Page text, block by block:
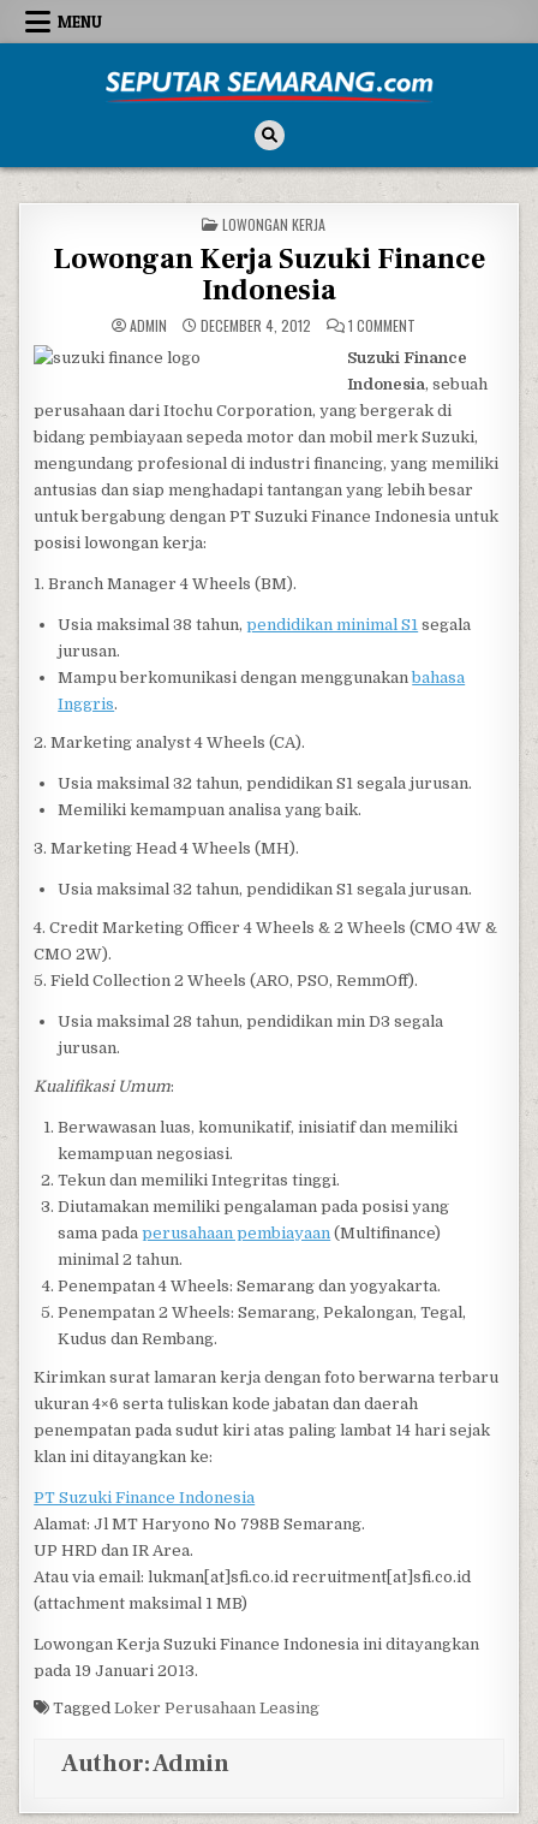
Skip to content
MENU
POSTED IN
LOWONGAN KERJA
Lowongan Kerja Suzuki Finance
Indonesia
ADMIN DECEMBER 4, 2012 1 COMMENTON LOWONGAN
Suzuki Finance
Indonesia, sebuah
perusahaan dari Itochu Corporation, yang bergerak di
bidang pembiayaan sepeda motor dan mobil merk Suzuki,
mengundang profesional di industri financing, yang memiliki
antusias dan siap menghadapi tantangan yang lebih besar
untuk bergabung dengan PT Suzuki Finance Indonesia untuk
posisi lowongan kerja:
1. Branch Manager 4 Wheels (BM).
Usia maksimal 38 tahun,pendidikan minimal S1 segala
jurusan.
Mampu berkomunikasi dengan menggunakanbahasa
Inggris.
2. Marketing analyst 4 Wheels (CA).
Usia maksimal 32 tahun, pendidikan S1 segala jurusan.
Memiliki kemampuan analisa yang baik.
3. Marketing Head 4 Wheels (MH).
Usia maksimal 32 tahun, pendidikan S1 segala jurusan.
4. Credit Marketing Officer 4 Wheels & 2 Wheels (CMO 4W &
CMO 2W).
5. Field Collection 2 Wheels (ARO, PSO, RemmOff).
Usia maksimal 28 tahun, pendidikan min D3 segala
jurusan.
Kualifikasi Umum:
Berwawasan luas, komunikatif, inisiatif dan memiliki
kemampuan negosiasi.
Tekun dan memiliki Integritas tinggi.
Diutamakan memiliki pengalaman pada posisi yang
sama padaperusahaan pembiayaan (Multifinance)
minimal 2 tahun.
Penempatan 4 Wheels: Semarang dan yogyakarta.
Penempatan 2 Wheels: Semarang, Pekalongan, Tegal,
Kudus dan Rembang.
Kirimkan surat lamaran kerja dengan foto berwarna terbaru
ukuran 4×6 serta tuliskan kode jabatan dan daerah
penempatan pada sudut kiri atas paling lambat 14 hari sejak
klan ini ditayangkan ke:
PT Suzuki Finance Indonesia
Alamat: Jl MT Haryono No 798B Semarang.
UP HRD dan IR Area.
Atau via email: lukman[at]sfi.co.id recruitment[at]sfi.co.id
(attachment maksimal 1 MB)
Lowongan Kerja Suzuki Finance Indonesia ini ditayangkan
pada 19 Januari 2013.
TaggedLoker Perusahaan Leasing
Author:Admin